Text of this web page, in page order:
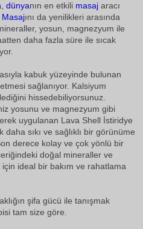
dünyanın en etkili masaj aracı
Masajını da yenilikleri arasında
yosun, magnezyum ile
daha fazla süre ile sıcak
kabuk yüzeyinde bulunan
sağlanıyor. Kalsiyum
hissedebiliyorsunuz.
yosunu ve magnezyum gibi
uygulanan Lava Shell İstiridye
sıkı ve sağlıklı bir görünüme
derece kolay ve çok yönlü bir
doğal mineraller ve
ideal bir bakım ve rahatlama
şifa gücü ile tanışmak
tam size göre.